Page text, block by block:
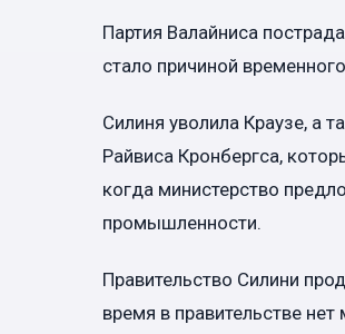
Партия Валайниса
стало причиной
Силиня уволила Краузе, а
Райвиса Кронбергса,
когда министерство
промышленности.
Правительство Силини
время в правительстве